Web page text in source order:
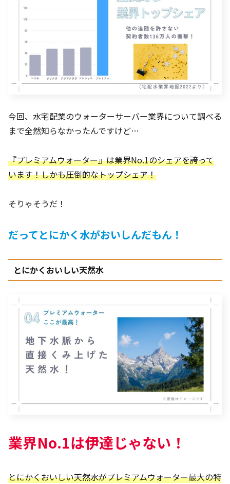
今回、水宅配業のウォーターサーバー業界について調べる
まで全然知らなかったんですけど…
『プレミアムウォーター』は業界No.1のシェアを誇って
います！しかも圧倒的なトップシェア！
そりゃそうだ！
だってとにかく水がおいしんだもん！
とにかくおいしい天然水
業界No.1は伊達じゃない！
とにかくおいしい天然水がプレミアムウォーター最大の特